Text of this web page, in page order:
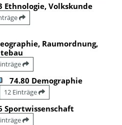
Ethnologie, Volkskunde
Raumordnung,
74.80 Demographie
12 Einträge
Sportwissenschaft